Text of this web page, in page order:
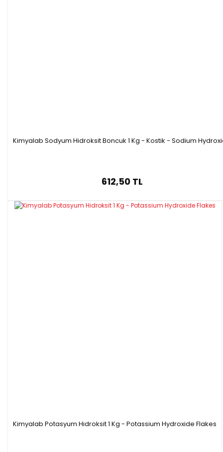
·Formülü :C15H24O
Kimyalab Sodyum Hidroksit Boncuk 1 Kg - Kostik - Sodium
612,50 TL
Kimyalab Potasyum Hidroksit 1 Kg - Potassium Hydroxide Flakes